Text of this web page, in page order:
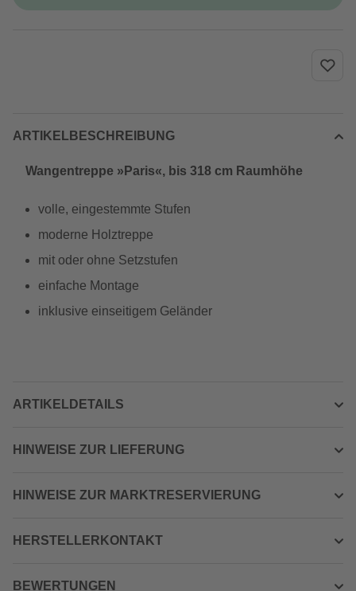
ARTIKELBESCHREIBUNG
Wangentreppe »Paris«, bis 318 cm Raumhöhe
volle, eingestemmte Stufen
moderne Holztreppe
mit oder ohne Setzstufen
einfache Montage
inklusive einseitigem Geländer
ARTIKELDETAILS
HINWEISE ZUR LIEFERUNG
HINWEISE ZUR MARKTRESERVIERUNG
HERSTELLERKONTAKT
BEWERTUNGEN